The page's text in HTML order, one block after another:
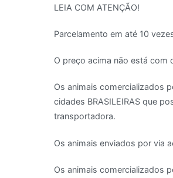
LEIA COM ATENÇÃO!
Parcelamento em até 10
O preço acima não está com
Os animais comercializados
cidades BRASILEIRAS que
transportadora.
Os animais enviados por via
Os animais comercializados